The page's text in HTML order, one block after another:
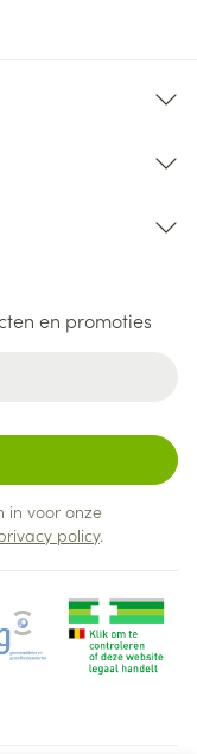
en promoties
in voor onze
policy.